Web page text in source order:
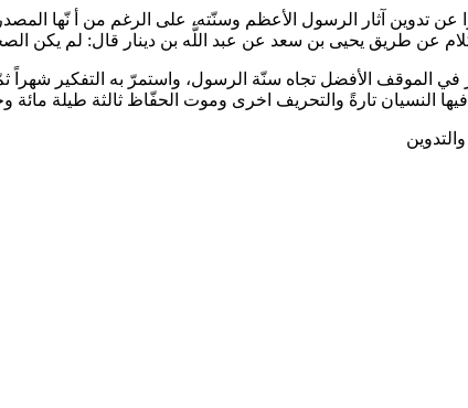
تدوين آثار الرسول الأعظم وسنّته، على الرغم من أ نّها
عن طريق يحيى بن سعد عن عبد اللَّه بن دينار قال: لم يكن الصحابة
في الموقف الأفضل تجاه سنّة الرسول، واستمرّ به التفكير
النسيان تارةً والتحريف اخرى وموت الحفّاظ ثالثة طيلة مائة